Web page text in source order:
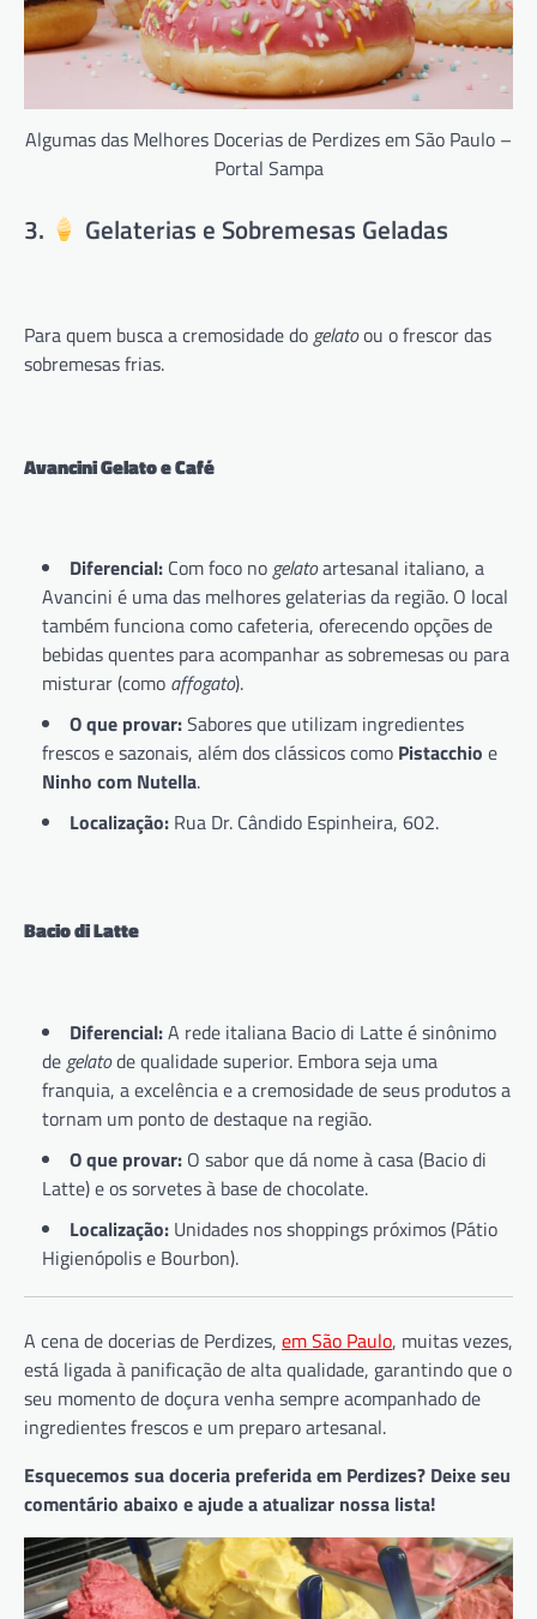
Algumas das Melhores Docerias de Perdizes em São Paulo –
Portal Sampa
3. Gelaterias e Sobremesas Geladas
Para quem busca a cremosidade dogelatoou o frescor das
sobremesas frias.
Avancini Gelato e Café
Diferencial: Com foco nogelatoartesanal italiano, a
Avancini é uma das melhores gelaterias da região. O local
também funciona como cafeteria, oferecendo opções de
bebidas quentes para acompanhar as sobremesas ou para
misturar (como affogato).
O que provar:Sabores que utilizam ingredientes
frescos e sazonais, além dos clássicos como Pistacchio e
Ninho com Nutella.
Localização: Rua Dr. Cândido Espinheira, 602.
Bacio di Latte
Diferencial:A rede italiana Bacio di Latte é sinônimo
de gelatode qualidade superior. Embora seja uma
franquia, a excelência e a cremosidade de seus produtos a
tornam um ponto de destaque na região.
O que provar: O sabor que dá nome à casa (Bacio di
Latte) e os sorvetes à base de chocolate.
Localização: Unidades nos shoppings próximos (Pátio
Higienópolis e Bourbon).
A cena de docerias de Perdizes, em São Paulo, muitas vezes,
está ligada à panificação de alta qualidade, garantindo que o
seu momento de doçura venha sempre acompanhado de
ingredientes frescos e um preparo artesanal.
Esquecemos sua doceria preferida em Perdizes? Deixe seu
comentário abaixo e ajude a atualizar nossa lista!